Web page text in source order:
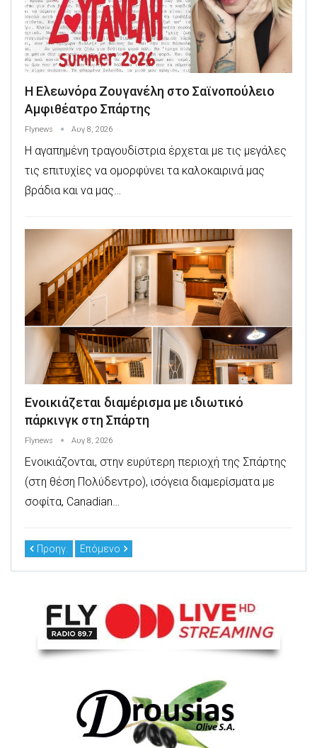
Η Ελεωνόρα Ζουγανέλη στο Σαϊνοπούλειο
Αμφιθέατρο Σπάρτης
Flynews Αυγ 8, 2026
Η αγαπημένη τραγουδίστρια έρχεται με τις μεγάλες
τις επιτυχίες να ομορφύνει τα καλοκαιρινά μας
βράδια και να μας…
Ενοικιάζεται διαμέρισμα με ιδιωτικό
πάρκινγκ στη Σπάρτη
Flynews Αυγ 8, 2026
Ενοικιάζονται, στην ευρύτερη περιοχή της Σπάρτης
(στη θέση Πολύδεντρο), ισόγεια διαμερίσματα με
σοφίτα, Canadian…
Προηγ. Επόμενο